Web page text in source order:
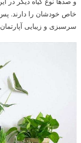
خاص خودشان را دارند.
سرسبزی و زیبایی